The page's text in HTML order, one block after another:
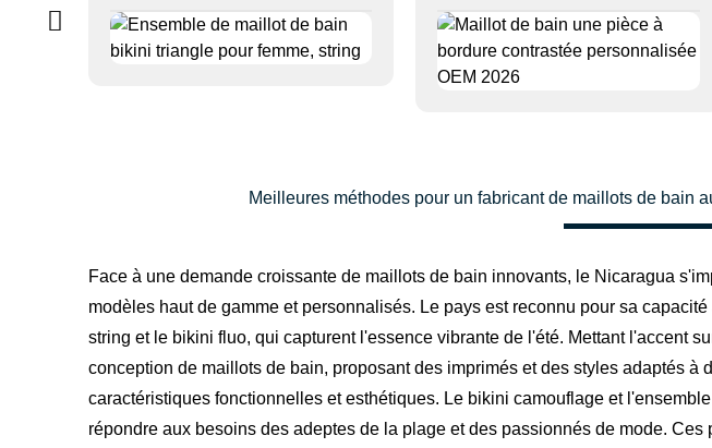
Meilleures méthodes pour un fabricant de maillots de bain
Face à une demande croissante de maillots de bain innovants, le Nicaragua
modèles haut de gamme et personnalisés. Le pays est reconnu pour sa
string et le bikini fluo, qui capturent l'essence vibrante de l'été. Mettant l'accent
conception de maillots de bain, proposant des imprimés et des styles adaptés
caractéristiques fonctionnelles et esthétiques. Le bikini camouflage et
répondre aux besoins des adeptes de la plage et des passionnés de mode.